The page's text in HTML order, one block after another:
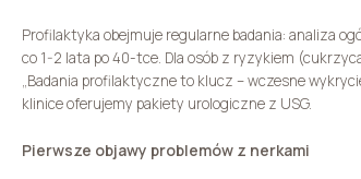
Profilaktyka obejmuje regularne badania: analiza
co 1-2 lata po 40-tce. Dla osób z ryzykiem
„Badania profilaktyczne to klucz – wczesne
klinice oferujemy pakiety urologiczne z USG.
Pierwsze objawy problemów z nerkami